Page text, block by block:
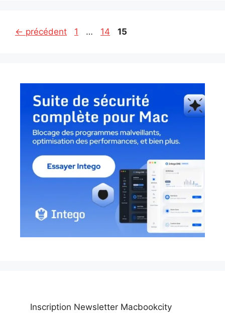
← précédent Page
1 … Page
14 Page
15
Inscription Newsletter Macbookcity